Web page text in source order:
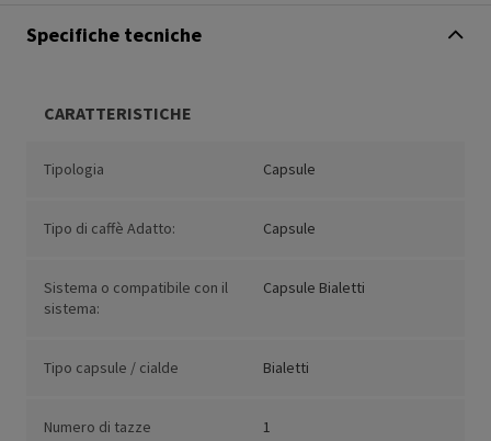
Specifiche tecniche
CARATTERISTICHE
Tipologia Capsule
Tipo di caffè Adatto: Capsule
Sistema o compatibile con il
sistema:
Capsule Bialetti
Tipo capsule / cialde Bialetti
Numero di tazze 1